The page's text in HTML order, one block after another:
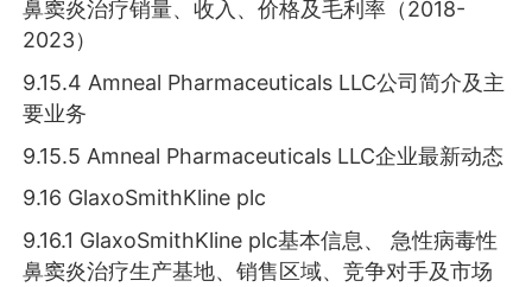
鼻窦炎治疗销量、收入、价格及毛利率（2018-
2023）
9.15.4 Amneal Pharmaceuticals LLC公司简介及主
要业务
9.15.5 Amneal Pharmaceuticals LLC企业最新动态
9.16 GlaxoSmithKline plc
9.16.1 GlaxoSmithKline plc基本信息、 急性病毒性
鼻窦炎治疗生产基地、销售区域、竞争对手及市场